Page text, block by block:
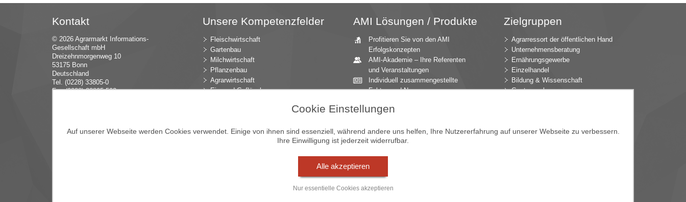
Kontakt
© 2026 Agrarmarkt Informations-
Gesellschaft mbH
Dreizehnmorgenweg 10
53175 Bonn
Deutschland
Tel. (0228) 33805-0
Fax (0228) 33805-592
Unsere Kompetenzfelder
Fleischwirtschaft
Gartenbau
Milchwirtschaft
Pflanzenbau
Agrarwirtschaft
Eier und Geflügel
Düngemittel
Blumen und Zierpflanzen
AMI Lösungen / Produkte
Profitieren Sie von den AMI
Erfolgskonzepten
AMI-Akademie – Ihre Referenten
und Veranstaltungen
Individuell zusammengestellte
Fakten und News
Marktexperten
einen umfangreichen Überblick
Jahrbücher – einzigartige
Entwicklungen des Marktes
Vom Widget bis zur Homepage
Zielgruppen
Agrarressort der öffentlichen Hand
Unternehmensberatung
Ernährungsgewerbe
Einzelhandel
Bildung & Wissenschaft
Gastgewerbe
Gartenbau
Cookie Einstellungen
Auf unserer Webseite werden Cookies verwendet. Einige von ihnen sind essenziell, während andere uns helfen, Ihre Nutzererfahrung auf unserer Webseite zu verbessern.
Ihre Einwilligung ist jederzeit widerrufbar.
Alle akzeptieren
Nur essentielle Cookies akzeptieren